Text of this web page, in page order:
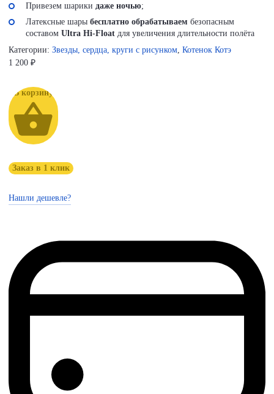
Привезем шарики даже ночью;
Латексные шары бесплатно обрабатываем безопасным
составом Ultra Hi-Float для увеличения длительности полёта
Категории: Звезды, сердца, круги с рисунком Котенок Котэ
1 200 ₽
Заказ в 1 клик
Нашли дешевле?